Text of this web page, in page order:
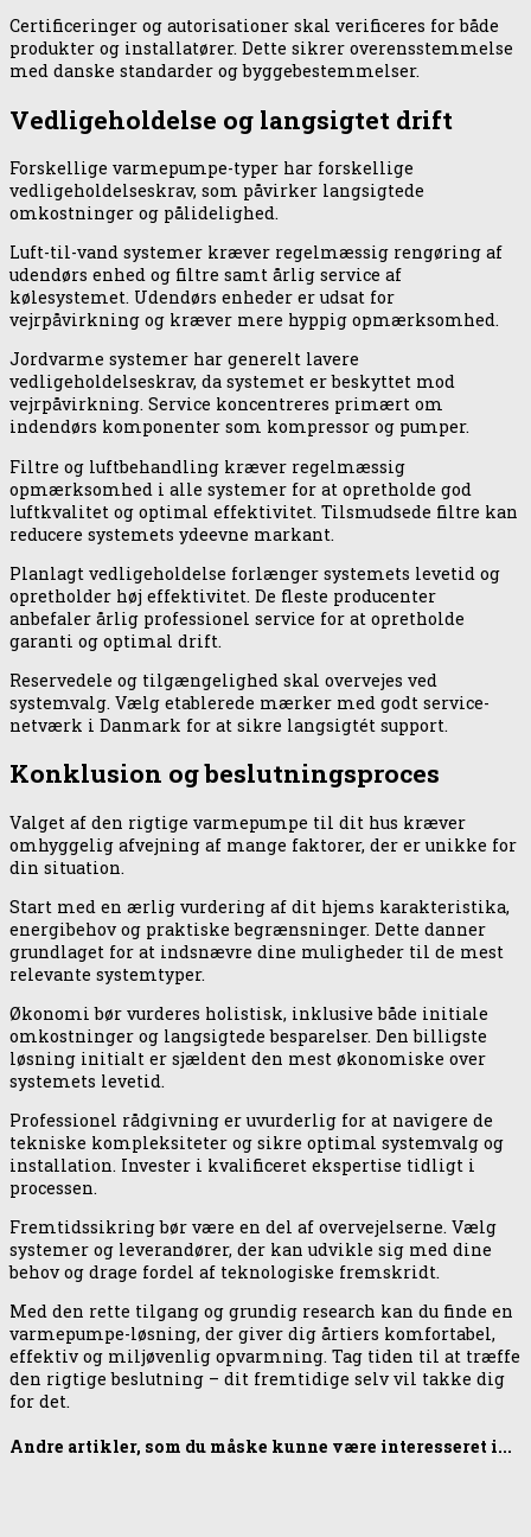
Certificeringer og autorisationer skal verificeres for både
produkter og installatører. Dette sikrer overensstemmelse
med danske standarder og byggebestemmelser.
Vedligeholdelse og langsigtet drift
Forskellige varmepumpe-typer har forskellige
vedligeholdelseskrav, som påvirker langsigtede
omkostninger og pålidelighed.
Luft-til-vand systemer kræver regelmæssig rengøring af
udendørs enhed og filtre samt årlig service af
kølesystemet. Udendørs enheder er udsat for
vejrpåvirkning og kræver mere hyppig opmærksomhed.
Jordvarme systemer har generelt lavere
vedligeholdelseskrav, da systemet er beskyttet mod
vejrpåvirkning. Service koncentreres primært om
indendørs komponenter som kompressor og pumper.
Filtre og luftbehandling kræver regelmæssig
opmærksomhed i alle systemer for at opretholde god
luftkvalitet og optimal effektivitet. Tilsmudsede filtre kan
reducere systemets ydeevne markant.
Planlagt vedligeholdelse forlænger systemets levetid og
opretholder høj effektivitet. De fleste producenter
anbefaler årlig professionel service for at opretholde
garanti og optimal drift.
Reservedele og tilgængelighed skal overvejes ved
systemvalg. Vælg etablerede mærker med godt service-
netværk i Danmark for at sikre langsigtét support.
Konklusion og beslutningsproces
Valget af den rigtige varmepumpe til dit hus kræver
omhyggelig afvejning af mange faktorer, der er unikke for
din situation.
Start med en ærlig vurdering af dit hjems karakteristika,
energibehov og praktiske begrænsninger. Dette danner
grundlaget for at indsnævre dine muligheder til de mest
relevante systemtyper.
Økonomi bør vurderes holistisk, inklusive både initiale
omkostninger og langsigtede besparelser. Den billigste
løsning initialt er sjældent den mest økonomiske over
systemets levetid.
Professionel rådgivning er uvurderlig for at navigere de
tekniske kompleksiteter og sikre optimal systemvalg og
installation. Invester i kvalificeret ekspertise tidligt i
processen.
Fremtidssikring bør være en del af overvejelserne. Vælg
systemer og leverandører, der kan udvikle sig med dine
behov og drage fordel af teknologiske fremskridt.
Med den rette tilgang og grundig research kan du finde en
varmepumpe-løsning, der giver dig årtiers komfortabel,
effektiv og miljøvenlig opvarmning. Tag tiden til at træffe
den rigtige beslutning – dit fremtidige selv vil takke dig
for det.
Andre artikler, som du måske kunne være interesseret i...